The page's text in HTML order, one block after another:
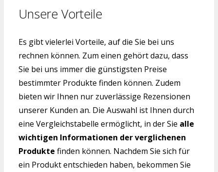
Unsere Vorteile
Es gibt vielerlei Vorteile, auf die Sie bei uns
rechnen können. Zum einen gehört dazu, dass
Sie bei uns immer die günstigsten Preise
bestimmter Produkte finden können. Zudem
bieten wir Ihnen nur zuverlässige Rezensionen
unserer Kunden an. Die Auswahl ist Ihnen durch
eine Vergleichstabelle ermöglicht, in der Sie alle
wichtigen Informationen der verglichenen
Produkte finden können. Nachdem Sie sich für
ein Produkt entschieden haben, bekommen Sie